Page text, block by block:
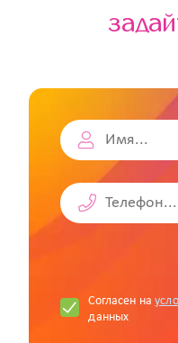
Согласен на
данных